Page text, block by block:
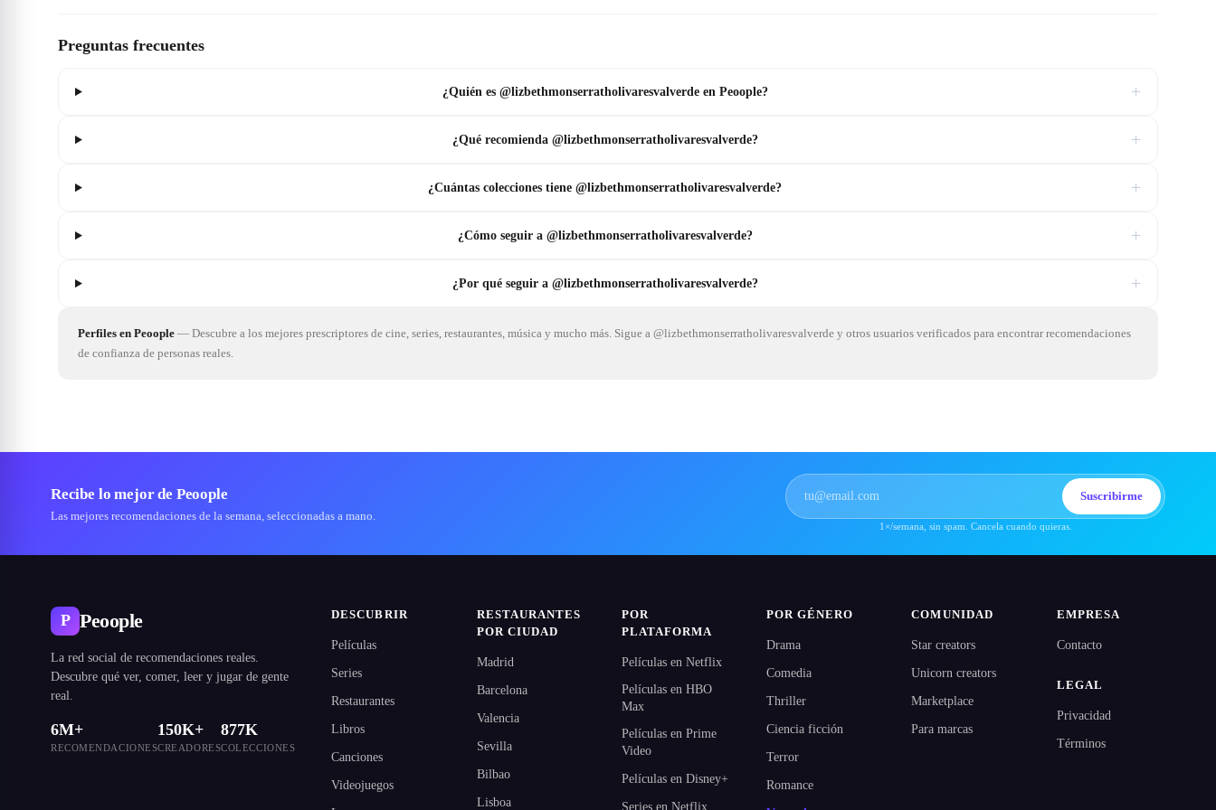
Preguntas frecuentes
¿Quién es @lizbethmonserratholivaresvalverde en Peoople? +
¿Qué recomienda @lizbethmonserratholivaresvalverde? +
¿Cuántas colecciones tiene @lizbethmonserratholivaresvalverde? +
¿Cómo seguir a @lizbethmonserratholivaresvalverde? +
¿Por qué seguir a @lizbethmonserratholivaresvalverde? +
Perfiles en Peoople — Descubre a los mejores prescriptores de cine, series, restaurantes, música y mucho más. Sigue a @lizbethmonserratholivaresvalverde y otros usuarios verificados para encontrar recomendaciones
de confianza de personas reales.
Recibe lo mejor de Peoople
Las mejores recomendaciones de la semana, seleccionadas a mano.
Suscribirme
1×/semana, sin spam. Cancela cuando quieras.
P Peoople
La red social de recomendaciones reales.
Descubre qué ver, comer, leer y jugar de gente
real.
6M+
RECOMENDACIONES
150K+
CREADORES
877K
COLECCIONES
DESCUBRIR
Películas
Series
Restaurantes
Libros
Canciones
Videojuegos
RESTAURANTES
POR CIUDAD
Madrid
Barcelona
Valencia
Sevilla
Bilbao
Lisboa
POR
PLATAFORMA
Películas en Netflix
Películas en HBO
Max
Películas en Prime
Video
Películas en Disney+
Series en Netflix
POR GÉNERO
Drama
Comedia
Thriller
Ciencia ficción
Terror
Romance
COMUNIDAD
Star creators
Unicorn creators
Marketplace
Para marcas
EMPRESA
Contacto
LEGAL
Privacidad
Términos